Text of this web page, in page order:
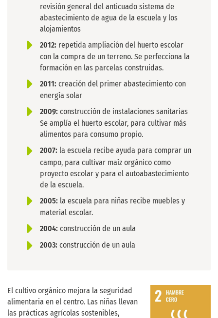
revisión general del anticuado sistema de
abastecimiento de agua de la escuela y los
alojamientos
2012: repetida ampliación del huerto escolar
con la compra de un terreno. Se perfecciona la
formación en las parcelas construidas.
2011: creación del primer abastecimiento con
energía solar
2009: construcción de instalaciones sanitarias
Se amplía el huerto escolar, para cultivar más
alimentos para consumo propio.
2007: la escuela recibe ayuda para comprar un
campo, para cultivar maíz orgánico como
proyecto escolar y para el autoabastecimiento
de la escuela.
2005: la escuela para niñas recibe muebles y
material escolar.
2004: construcción de un aula
2003: construcción de un aula
El cultivo orgánico mejora la seguridad
alimentaria en el centro. Las niñas llevan
las prácticas agrícolas sostenibles,